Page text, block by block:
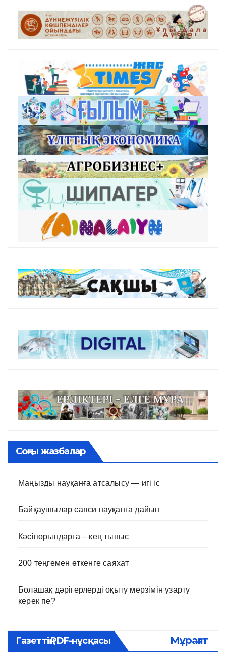
Соңғы жазбалар
Маңызды науқанға атсалысу — игі іс
Байқаушылар саяси науқанға дайын
Кәсіпорындарға – кең тыныс
200 теңгемен өткенге саяхат
Болашақ дәрігерлерді оқыту мерзімін ұзарту
керек пе?
Газеттің PDF-нұсқасы Мұрағат